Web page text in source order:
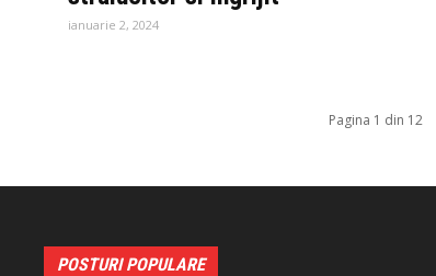
ianuarie 2, 2024
Pagina 1 din 12
POSTURI POPULARE